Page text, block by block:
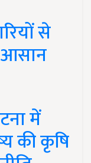
से
में
की कृषि